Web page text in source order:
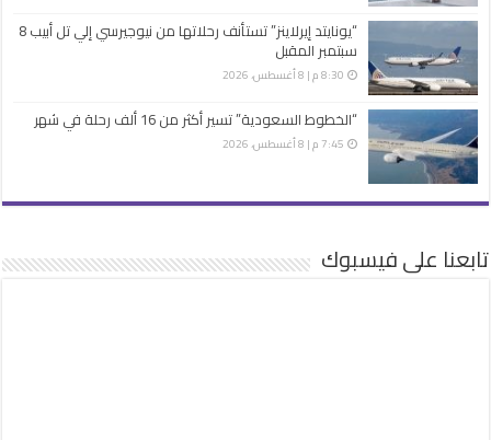
“يونايتد إيرلاينز” تستأنف رحلاتها من نيوجيرسي إلي تل أبيب 8
سبتمبر المقبل
8:30 م | 8 أغسطس، 2026
“الخطوط السعودية” تسير أكثر من 16 ألف رحلة في شهر
7:45 م | 8 أغسطس، 2026
تابعنا على فيسبوك